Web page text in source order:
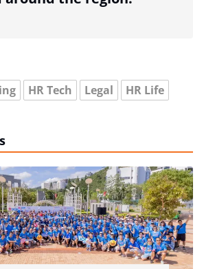
HR Tech Legal HR Life